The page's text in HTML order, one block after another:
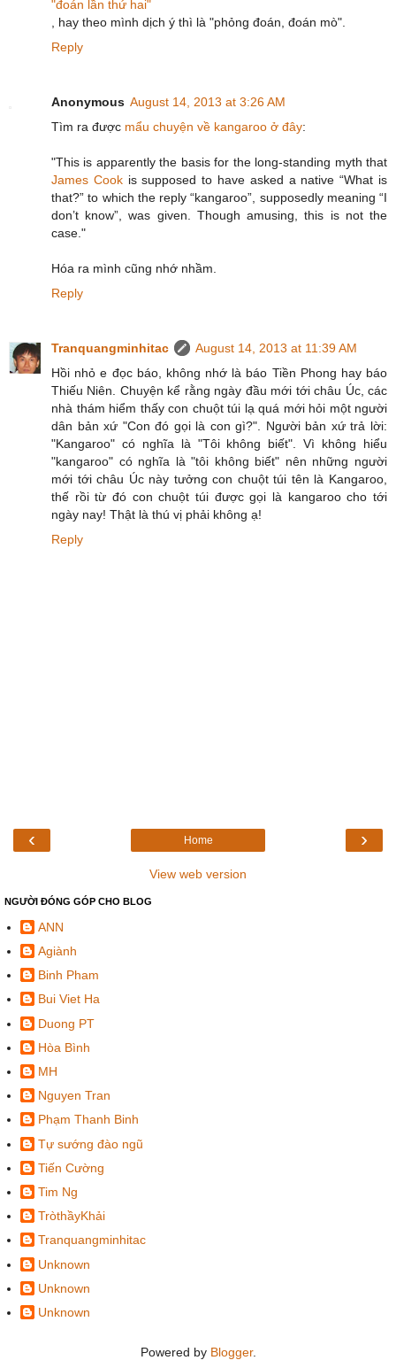
"đoán lần thứ hai"
, hay theo mình dịch ý thì là "phỏng đoán, đoán mò".
Reply
Anonymous August 14, 2013 at 3:26 AM
Tìm ra được mẩu chuyện về kangaroo ở đây:
"This is apparently the basis for the long-standing myth that
James Cookis supposed to have asked a native “What is
that?” to which the reply “kangaroo”, supposedly meaning “I
don’t know”, was given. Though amusing, this is not the
case."
Hóa ra mình cũng nhớ nhầm.
Reply
Tranquangminhitac
August 14, 2013 at 11:39 AM
Hồi nhỏ e đọc báo, không nhớ là báo Tiền Phong hay báo
Thiếu Niên. Chuyện kể rằng ngày đầu mới tới châu Úc, các
nhà thám hiểm thấy con chuột túi lạ quá mới hỏi một người
dân bản xứ "Con đó gọi là con gì?". Người bản xứ trả lời:
"Kangaroo" có nghĩa là "Tôi không biết". Vì không hiểu
"kangaroo" có nghĩa là "tôi không biết" nên những người
mới tới châu Úc này tưởng con chuột túi tên là Kangaroo,
thế rồi từ đó con chuột túi được gọi là kangaroo cho tới
ngày nay! Thật là thú vị phải không ạ!
Reply
‹ ›
Home
View web version
NGƯỜI ĐÓNG GÓP CHO BLOG
ANN
Agiành
Binh Pham
Bui Viet Ha
Duong PT
Hòa Bình
MH
Nguyen Tran
Phạm Thanh Binh
Tự sướng đào ngũ
Tiến Cường
Tim Ng
TròthầyKhải
Tranquangminhitac
Unknown
Unknown
Unknown
Powered by Blogger.